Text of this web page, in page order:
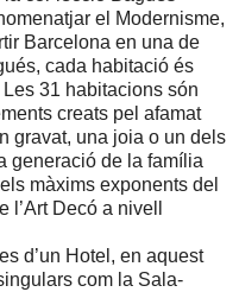
el Modernisme,
Barcelona en una de
cada habitació és
Les 31 habitacions són
creats pel afamat
gravat, una joia o un dels
generació de la família
màxims exponents del
l’Art Decó a nivell
d’un Hotel, en aquest
com la Sala-